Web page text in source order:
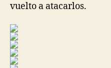
vuelto a atacarlos.